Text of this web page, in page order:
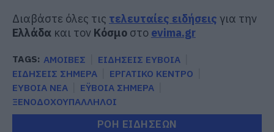
Διαβάστε όλες τις τελευταίες ειδήσεις για την
Ελλάδα και τον Κόσμο στο evima.gr
TAGS: ΑΜΟΙΒΕΣ
ΕΙΔΗΣΕΙΣ ΕΥΒΟΙΑ
ΕΙΔΗΣΕΙΣ ΣΗΜΕΡΑ
ΕΡΓΑΤΙΚΟ ΚΕΝΤΡΟ
ΕΥΒΟΙΑ ΝΕΑ
ΕΫΒΟΙΑ ΣΗΜΕΡΑ
ΞΕΝΟΔΟΧΟΥΠΑΛΛΗΛΟΙ
ΡΟΗ ΕΙΔΗΣΕΩΝ